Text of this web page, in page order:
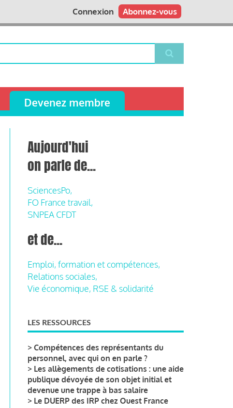
Abonnez-vous
Connexion
Devenez membre
Aujourd'hui
on parle de...
SciencesPo,
FO France travail,
SNPEA CFDT
et de...
Emploi, formation et compétences,
Relations sociales,
Vie économique, RSE & solidarité
LES RESSOURCES
> Compétences des représentants du
personnel, avec qui on en parle ?
> Les allègements de cotisations : une aide
publique dévoyée de son objet initial et
devenue une trappe à bas salaire
> Le DUERP des IRP chez Ouest France